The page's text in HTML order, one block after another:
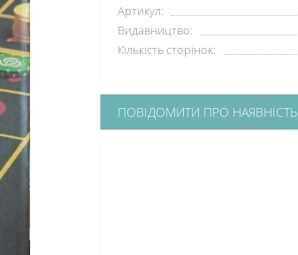
Артикул:
Видавництво:
Кількість сторінок:
ПОВІДОМИТИ ПРО НАЯВНІСТЬ